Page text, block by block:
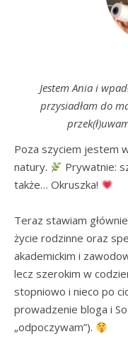
Jestem Ania i
przysiadłam do
Poza szyciem jestem
natury.
Prywatnie:
także… Okruszka!
Teraz stawiam
życie rodzinne oraz
akademickim i
lecz szerokim w
stopniowo i nieco po
prowadzenie bloga i
„odpoczywam”).